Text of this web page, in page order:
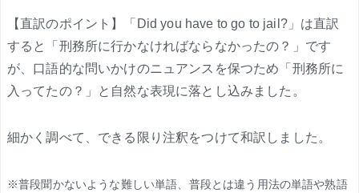
【直訳のポイント】「Did you have to go to jail?」は直訳
すると「刑務所に行かなければならなかったの？」です
が、口語的な問いかけのニュアンスを保つため「刑務所に
入ってたの？」と自然な表現に落とし込みました。
細かく調べて、できる限り注釈をつけて和訳しました。
※普段聞かないような難しい単語、普段とは違う用法の単語や熟語